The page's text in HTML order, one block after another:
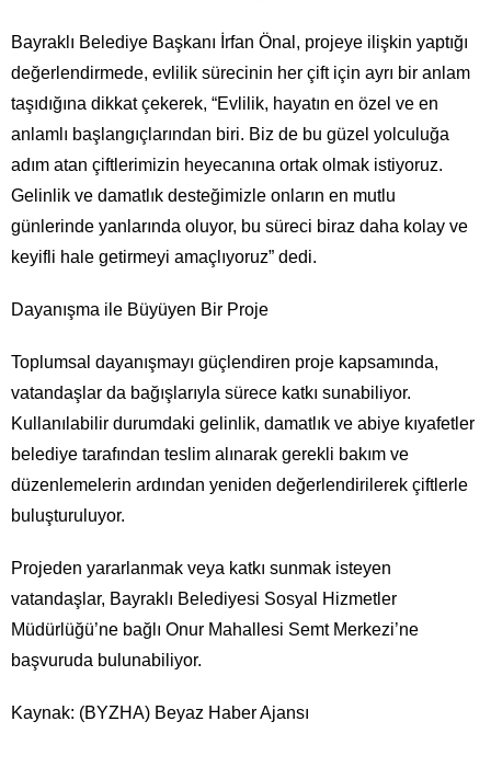
Bayraklı Belediye Başkanı İrfan Önal, projeye ilişkin yaptığı
değerlendirmede, evlilik sürecinin her çift için ayrı bir anlam
taşıdığına dikkat çekerek, “Evlilik, hayatın en özel ve en
anlamlı başlangıçlarından biri. Biz de bu güzel yolculuğa
adım atan çiftlerimizin heyecanına ortak olmak istiyoruz.
Gelinlik ve damatlık desteğimizle onların en mutlu
günlerinde yanlarında oluyor, bu süreci biraz daha kolay ve
keyifli hale getirmeyi amaçlıyoruz” dedi.
Dayanışma ile Büyüyen Bir Proje
Toplumsal dayanışmayı güçlendiren proje kapsamında,
vatandaşlar da bağışlarıyla sürece katkı sunabiliyor.
Kullanılabilir durumdaki gelinlik, damatlık ve abiye kıyafetler
belediye tarafından teslim alınarak gerekli bakım ve
düzenlemelerin ardından yeniden değerlendirilerek çiftlerle
buluşturuluyor.
Projeden yararlanmak veya katkı sunmak isteyen
vatandaşlar, Bayraklı Belediyesi Sosyal Hizmetler
Müdürlüğü’ne bağlı Onur Mahallesi Semt Merkezi’ne
başvuruda bulunabiliyor.
Kaynak: (BYZHA) Beyaz Haber Ajansı